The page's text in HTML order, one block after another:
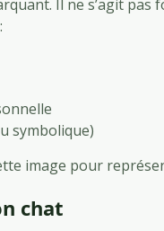
Il ne s’agit pas
symbolique)
image pour
chat